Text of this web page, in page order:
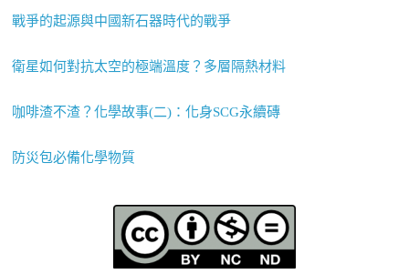
戰爭的起源與中國新石器時代的戰爭
衛星如何對抗太空的極端溫度？多層隔熱材料
咖啡渣不渣？化學故事(二)：化身SCG永續磚
防災包必備化學物質